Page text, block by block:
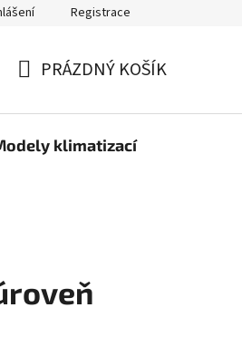
Registrace
KOŠÍK
PRÁZDNÝ KOŠÍK
klimatizací